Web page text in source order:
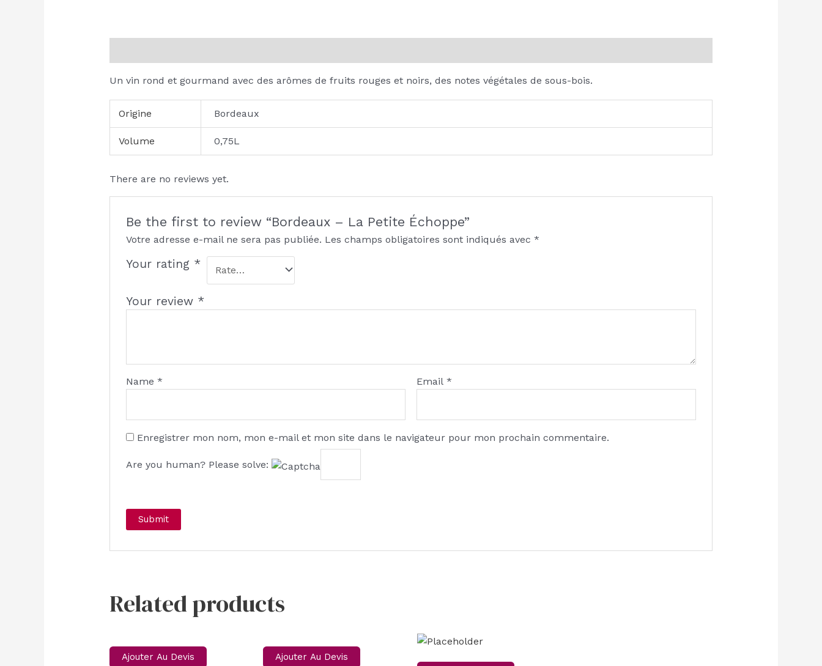
Un vin rond et gourmand avec des arômes de fruits rouges et noirs, des notes végétales de sous-bois.
Origine Bordeaux
Volume 0,75L
There are no reviews yet.
Be the first to review “Bordeaux – La Petite Échoppe”
Votre adresse e-mail ne sera pas publiée. Les champs obligatoires sont indiqués avec*
Your rating *
Your review *
Name* Email*
Enregistrer mon nom, mon e-mail et mon site dans le navigateur pour mon prochain commentaire.
Are you human? Please solve:
Related products
Ajouter Au Devis Ajouter Au Devis